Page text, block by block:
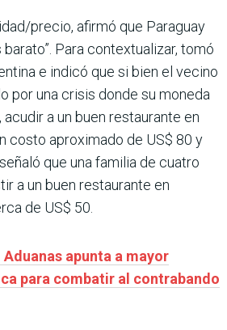
precio, afirmó que Paraguay
barato”. Para contextualizar, tomó
e indicó que si bien el vecino
por una crisis donde su moneda
a un buen restaurante en
costo aproximado de US$ 80 y
que una familia de cuatro
a un buen restaurante en
de US$ 50.
apunta a mayor
para combatir al contrabando